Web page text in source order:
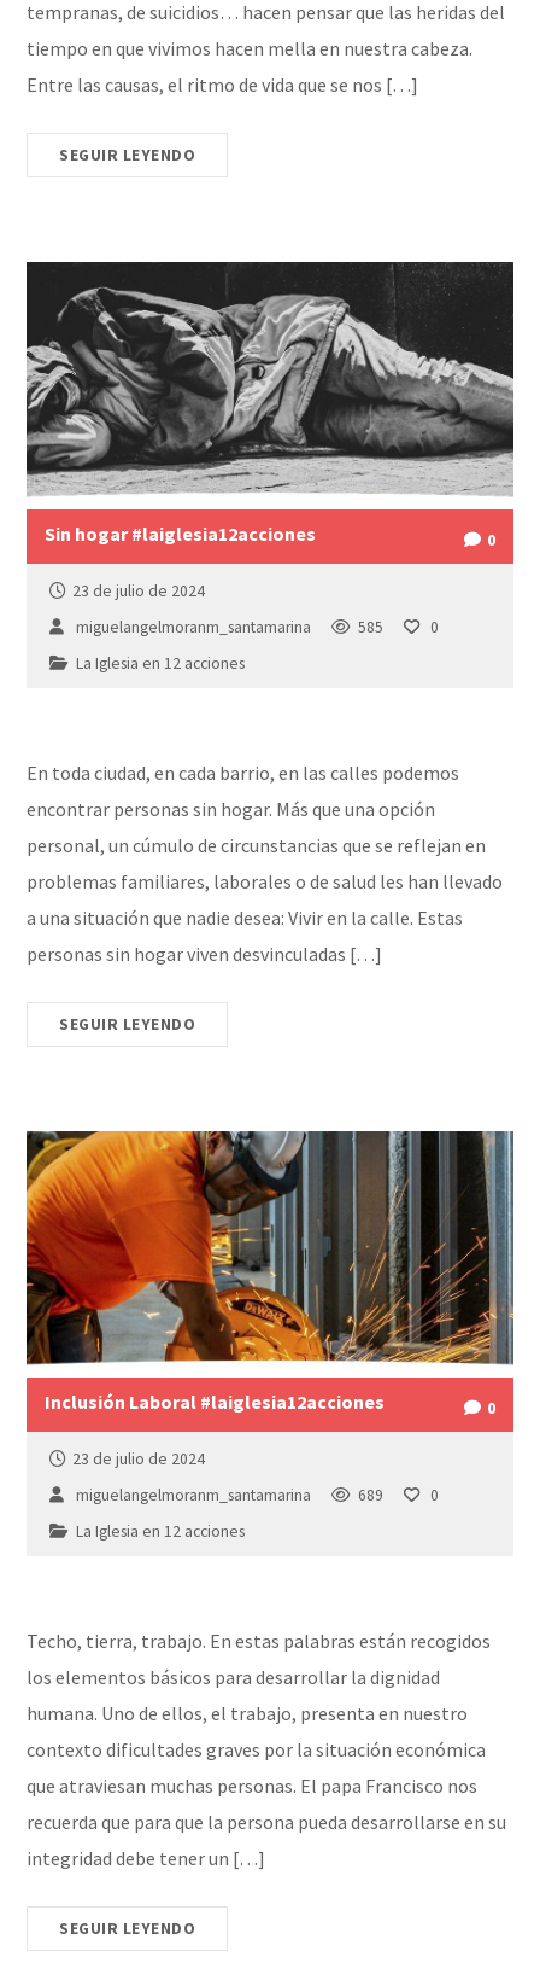
tempranas, de suicidios… hacen pensar que las heridas del
tiempo en que vivimos hacen mella en nuestra cabeza.
Entre las causas, el ritmo de vida que se nos […]
SEGUIR LEYENDO
Sin hogar #laiglesia12acciones 0
23 de julio de 2024
miguelangelmoranm_santamarina
585
0
La Iglesia en 12 acciones
En toda ciudad, en cada barrio, en las calles podemos
encontrar personas sin hogar. Más que una opción
personal, un cúmulo de circunstancias que se reflejan en
problemas familiares, laborales o de salud les han llevado
a una situación que nadie desea: Vivir en la calle. Estas
personas sin hogar viven desvinculadas […]
SEGUIR LEYENDO
Inclusión Laboral #laiglesia12acciones 0
23 de julio de 2024
miguelangelmoranm_santamarina
689
0
La Iglesia en 12 acciones
Techo, tierra, trabajo. En estas palabras están recogidos
los elementos básicos para desarrollar la dignidad
humana. Uno de ellos, el trabajo, presenta en nuestro
contexto dificultades graves por la situación económica
que atraviesan muchas personas. El papa Francisco nos
recuerda que para que la persona pueda desarrollarse en su
integridad debe tener un […]
SEGUIR LEYENDO